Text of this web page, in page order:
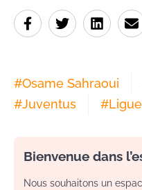
#Osame Sahraoui
#Juventus #
Bienvenue dans
Nous souhaitons un